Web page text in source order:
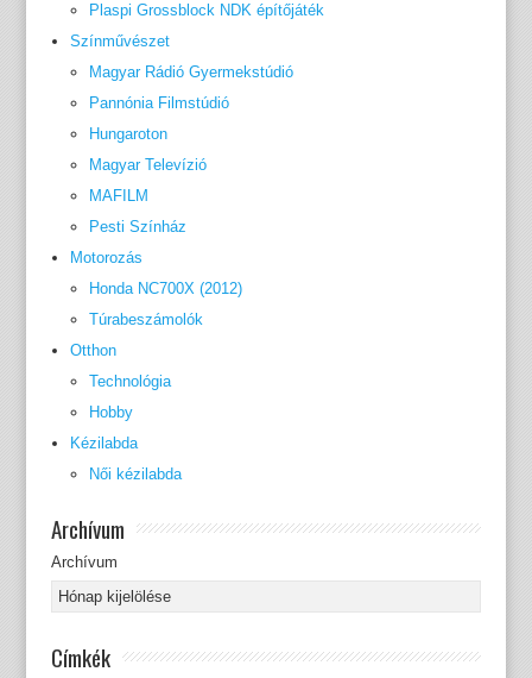
Plaspi Grossblock NDK építőjáték
Színművészet
Magyar Rádió Gyermekstúdió
Pannónia Filmstúdió
Hungaroton
Magyar Televízió
MAFILM
Pesti Színház
Motorozás
Honda NC700X (2012)
Túrabeszámolók
Otthon
Technológia
Hobby
Kézilabda
Női kézilabda
Archívum
Archívum
Címkék